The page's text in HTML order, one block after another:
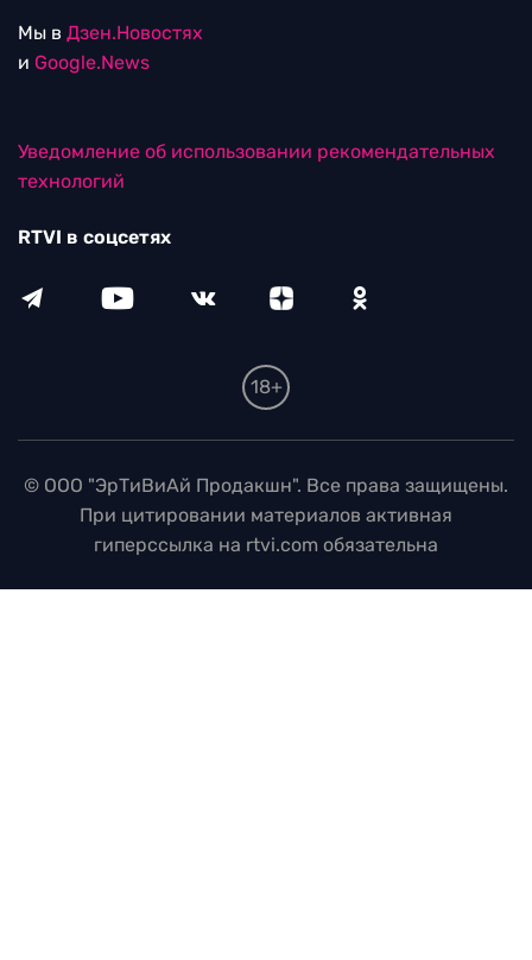
Мы в Дзен.Новостях
и Google.News
Уведомление об использовании рекомендательных
технологий
RTVI в соцсетях
18+
© ООО "ЭрТиВиАй Продакшн". Все права защищены.
При цитировании материалов активная
гиперссылка на rtvi.com обязательна